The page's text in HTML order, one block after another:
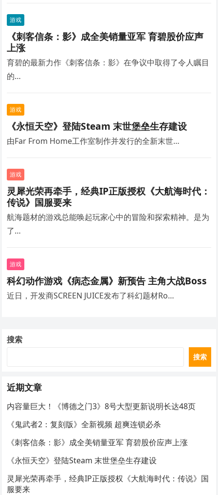
游戏
《刺客信条：影》成全美销量亚军 育碧股价应声
上涨
育碧的最新力作《刺客信条：影》在争议中取得了令人瞩目
的…
游戏
《永恒天空》登陆Steam 末世堡垒生存建设
由Far From Home工作室制作并发行的全新末世…
游戏
灵犀光荣再牵手，经典IP正版授权《大航海时代：
传说》国服要来
航海题材的游戏总能唤起玩家心中的冒险和探索精神。是为
了…
游戏
科幻动作游戏《病态金属》新预告 主角大战Boss
近日，开发商SCREEN JUICE发布了科幻题材Ro…
搜索
搜索
近期文章
内容量巨大！《博德之门3》8号大型更新说明长达48页
《鬼武者2：复刻版》全新视频 超爽连锁必杀
《刺客信条：影》成全美销量亚军 育碧股价应声上涨
《永恒天空》登陆Steam 末世堡垒生存建设
灵犀光荣再牵手，经典IP正版授权《大航海时代：传说》国
服要来